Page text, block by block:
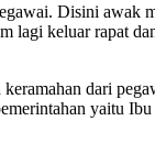
Disini
keluar rapat
dari
yaitu